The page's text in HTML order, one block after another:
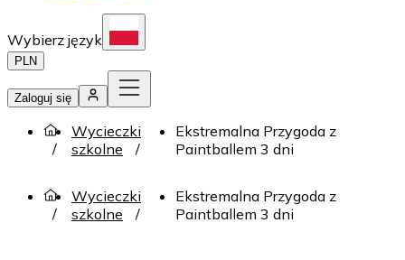
Wybierz język
PLN
Zaloguj się
Wycieczki
szkolne
Ekstremalna Przygoda z
Paintballem 3 dni
Wycieczki
szkolne
Ekstremalna Przygoda z
Paintballem 3 dni